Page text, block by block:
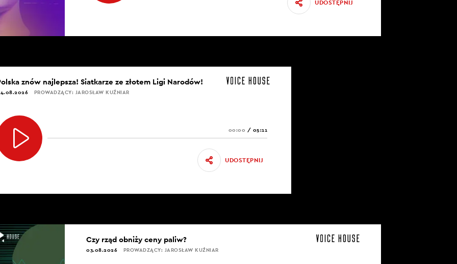
UDOSTĘPNIJ
znów najlepsza! Siatkarze ze złotem Ligi Narodów!
PROWADZĄCY: JAROSŁAW KUŹNIAR
00:00 / 05:11
UDOSTĘPNIJ
Czy rząd obniży ceny paliw?
03.08.2026 PROWADZĄCY: JAROSŁAW KUŹNIAR